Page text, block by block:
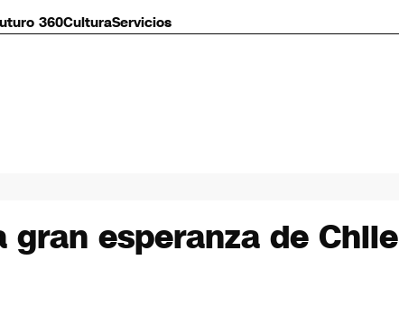
360CulturaServicios
gran esperanza de Chile